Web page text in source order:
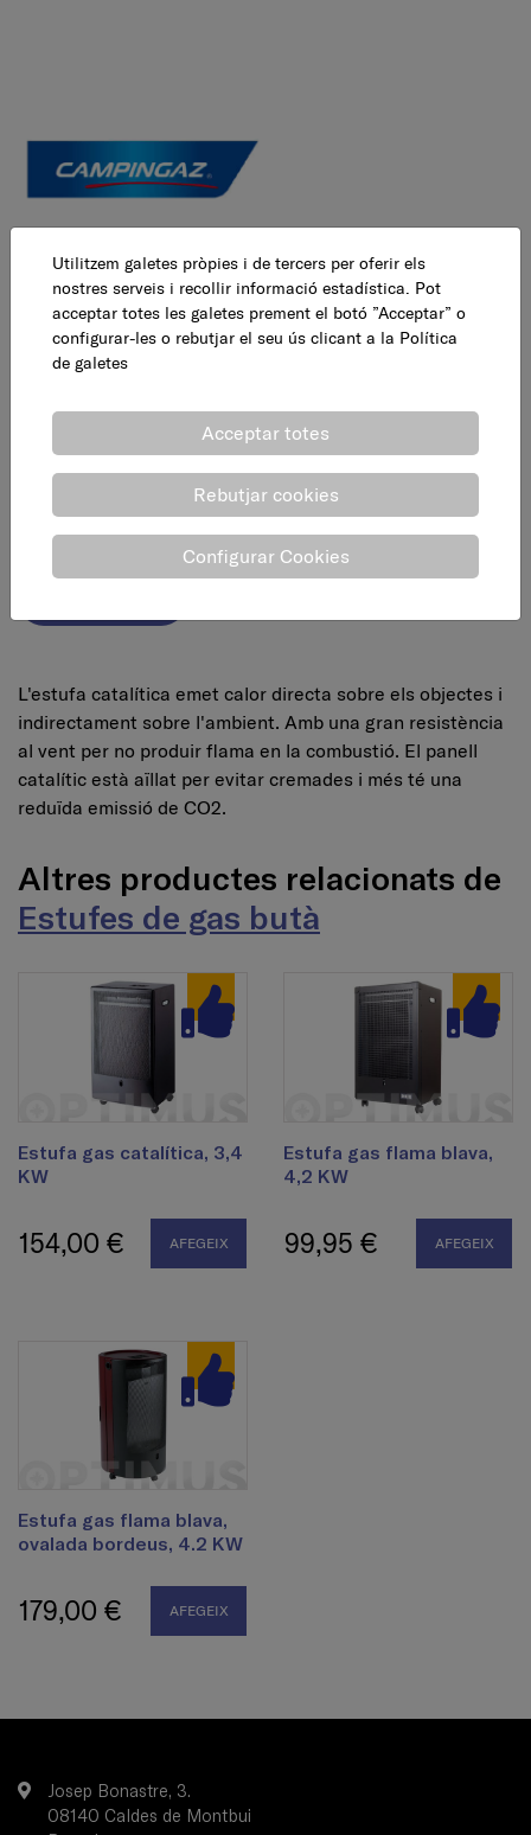
Mesures embalatge
Llarg : 41 cm
Ample : 49 cm
Pes : 13,400 Kg
Volum : 42,852 Kg
L'estufa catalítica emet calor directa sobre els objectes i
indirectament sobre l'ambient. Amb una gran resistència
al vent per no produir flama en la combustió. El panell
catalític està aïllat per evitar cremades i més té una
reduïda emissió de CO2.
Altres productes relacionats de
Estufes de gas butà
Estufa gas catalítica, 3,4
KW
154,00 € AFEGEIX
Estufa gas flama blava,
4,2 KW
99,95 € AFEGEIX
Estufa gas flama blava,
ovalada bordeus, 4.2 KW
179,00 € AFEGEIX
Josep Bonastre, 3.
08140 Caldes de Montbui
Utilitzem galetes pròpies i de tercers per oferir els
nostres serveis i recollir informació estadística. Pot
acceptar totes les galetes prement el botó ”Acceptar” o
configurar-les o rebutjar el seu ús clicant a la Política
de galetes
Acceptar totes
Rebutjar cookies
Configurar Cookies